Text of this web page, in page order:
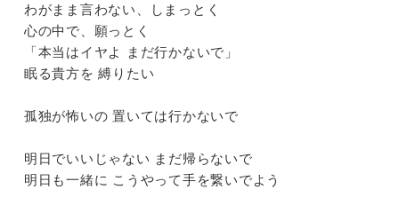
わがまま言わない、しまっとく
心の中で、願っとく
「本当はイヤよ まだ行かないで」
眠る貴方を 縛りたい
孤独が怖いの 置いては行かないで
明日でいいじゃない まだ帰らないで
明日も一緒に こうやって手を繋いでよう